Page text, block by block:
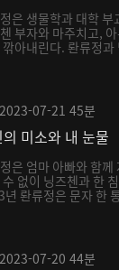
은 생물학과 대학
부자와 마주치고,
깎아내린다. 롼류정
2023-07-21 45분
미소와 내 눈물
은 엄마 아빠와 함
수 없이 닝즈첸과 한
롼류정은 문자 한
2023-07-20 44분